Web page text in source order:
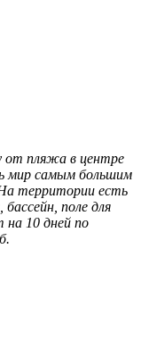
от пляжа в центре
мир самым большим
территории есть
поле для
на 10 дней по